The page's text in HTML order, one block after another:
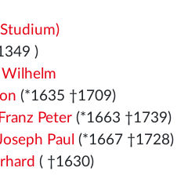
)
Wilhelm
(*1635 †1709)
Peter(*1663 †1739)
Paul (*1667 †1728)
( †1630)